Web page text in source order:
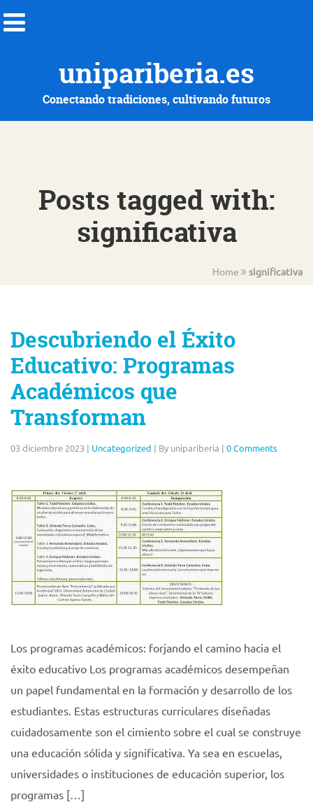
unipariberia.es
Conectando tradiciones, cultivando futuros
Posts tagged with:
significativa
Home significativa
Descubriendo el Éxito
Educativo: Programas
Académicos que
Transforman
03 diciembre 2023 | Uncategorized | By unipariberia | 0 Comments
Los programas académicos: forjando el camino hacia el
éxito educativo Los programas académicos desempeñan
un papel fundamental en la formación y desarrollo de los
estudiantes. Estas estructuras curriculares diseñadas
cuidadosamente son el cimiento sobre el cual se construye
una educación sólida y significativa. Ya sea en escuelas,
universidades o instituciones de educación superior, los
programas […]